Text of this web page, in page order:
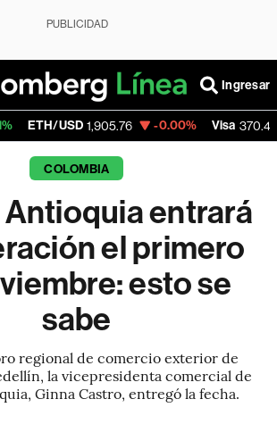
PUBLICIDAD
Ingresar
1,905.76 -0.00% Visa 370.47 +0.52%
COLOMBIA
entrará
el primero
esto se
sabe
regional de comercio exterior de
la vicepresidenta comercial de
Ginna Castro, entregó la fecha.